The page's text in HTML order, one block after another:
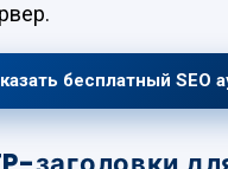
бесплатный SEO